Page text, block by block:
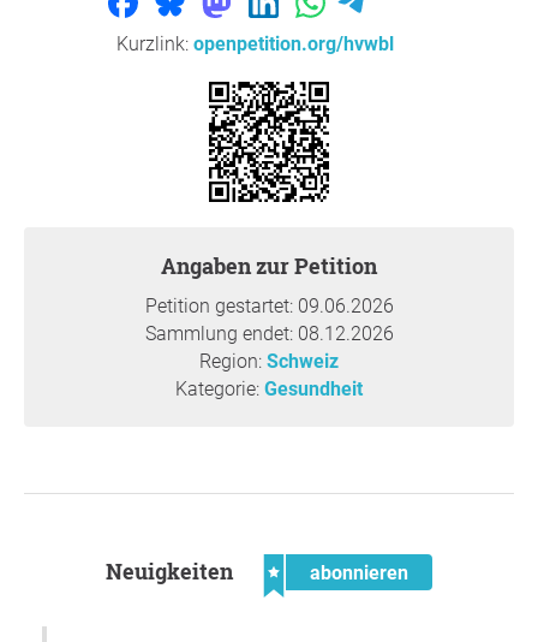
Nell'ambito del progetto "Dissociazione 2027", si prevede
ore di educazione fisica. Ne consegue il rischio che, in
futuro, l'insegnamento dell'educazione fisica venga
ridotto, a discrezione dei Cantoni. Chiediamo il
mantenimento di prescrizioni minime vincolanti in
materia di educazione fisica a scuola, affinché tutti i
regolarmente di attività fisica, promozione della salute e
Regelmässiger Sportunterricht fördert die körperliche und
La pratique régulière d'une activité physique favorise la
santé physique et mentale, renforce les compétences
Kurzlink: openpetition.org/hvwbl
Angaben zur Petition
Petition gestartet: 09.06.2026
Sammlung endet: 08.12.2026
Region: Schweiz
Kategorie: Gesundheit
Neuigkeiten abonnieren